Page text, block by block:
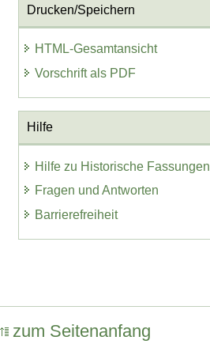
Drucken/Speichern
HTML-Gesamtansicht
Vorschrift als PDF
Hilfe
Hilfe zu Historische Fassungen
Fragen und Antworten
Barrierefreiheit
zum Seitenanfang